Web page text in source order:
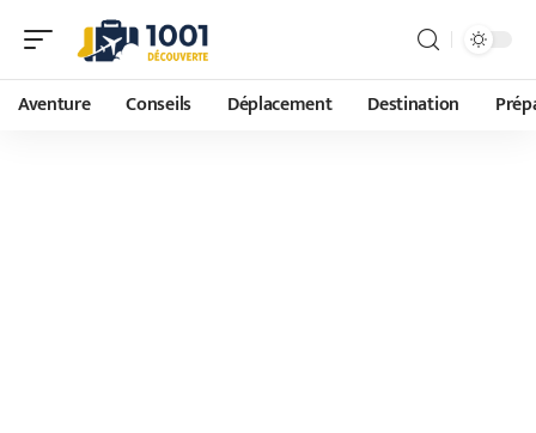
Aventure Conseils Déplacement Destination